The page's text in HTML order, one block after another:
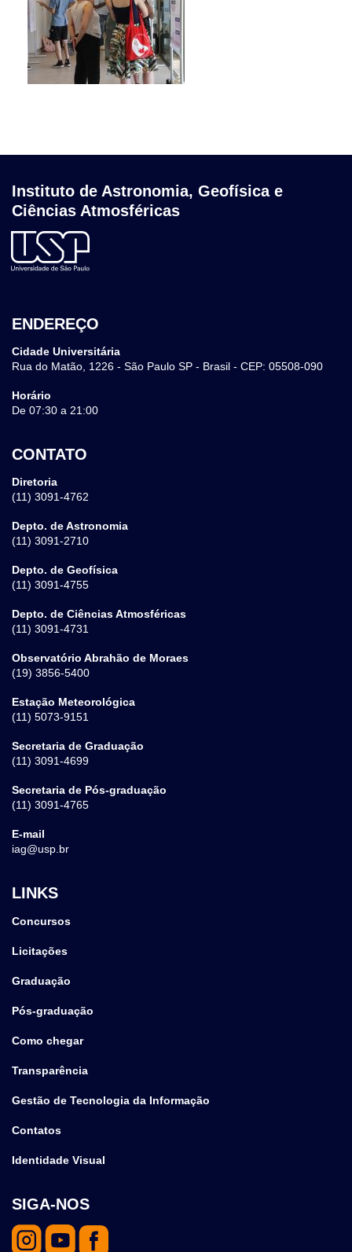
Instituto de Astronomia, Geofísica e
Ciências Atmosféricas
ENDEREÇO
Cidade Universitária
Rua do Matão, 1226 - São Paulo SP - Brasil - CEP: 05508-090
Horário
De 07:30 a 21:00
CONTATO
Diretoria
(11) 3091-4762
Depto. de Astronomia
(11) 3091-2710
Depto. de Geofísica
(11) 3091-4755
Depto. de Ciências Atmosféricas
(11) 3091-4731
Observatório Abrahão de Moraes
(19) 3856-5400
Estação Meteorológica
(11) 5073-9151
Secretaria de Graduação
(11) 3091-4699
Secretaria de Pós-graduação
(11) 3091-4765
E-mail
iag@usp.br
LINKS
Concursos
Licitações
Graduação
Pós-graduação
Como chegar
Transparência
Gestão de Tecnologia da Informação
Contatos
Identidade Visual
SIGA-NOS